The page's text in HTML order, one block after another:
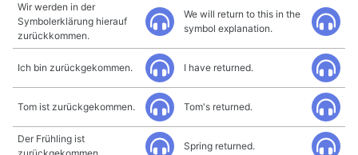
Wir werden in der
Symbolerklärung hierauf
zurückkommen.
We will return to this in the
symbol explanation.
Ich bin zurückgekommen. I have returned.
Tom ist zurückgekommen. Tom's returned.
Der Frühling ist
Spring returned.